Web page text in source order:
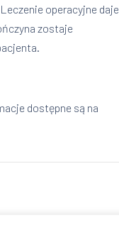
operacyjne daje
zostaje
dostępne są na